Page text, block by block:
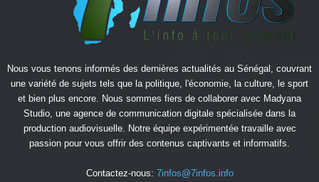
Nous vous tenons informés des dernières actualités au Sénégal, couvrant
une variété de sujets tels que la politique, l'économie, la culture, le sport
et bien plus encore. Nous sommes fiers de collaborer avec Madyana
Studio , une agence de communication digitale spécialisée dans la
production audiovisuelle. Notre équipe expérimentée travaille avec
passion pour vous offrir des contenus captivants et informatifs.
Contactez-nous: 7infos@7infos.info